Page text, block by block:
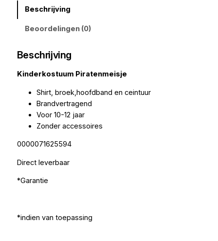
Beschrijving
Beoordelingen (0)
Beschrijving
Kinderkostuum Piratenmeisje
Shirt, broek,hoofdband en ceintuur
Brandvertragend
Voor 10-12 jaar
Zonder accessoires
0000071625594
Direct leverbaar
*Garantie
*indien van toepassing